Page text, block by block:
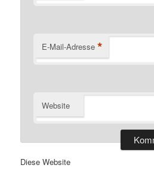
E-Mail-Adresse *
Website
Diese Website